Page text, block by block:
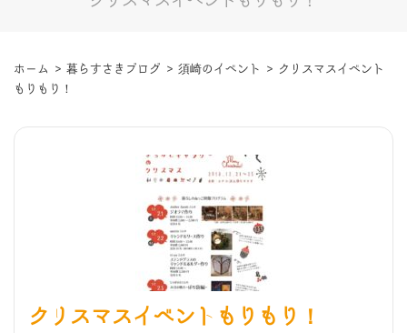
ホーム > 暮らすさきブログ > 須崎のイベント > クリスマスイベント
もりもり！
クリスマスイベントもりもり！